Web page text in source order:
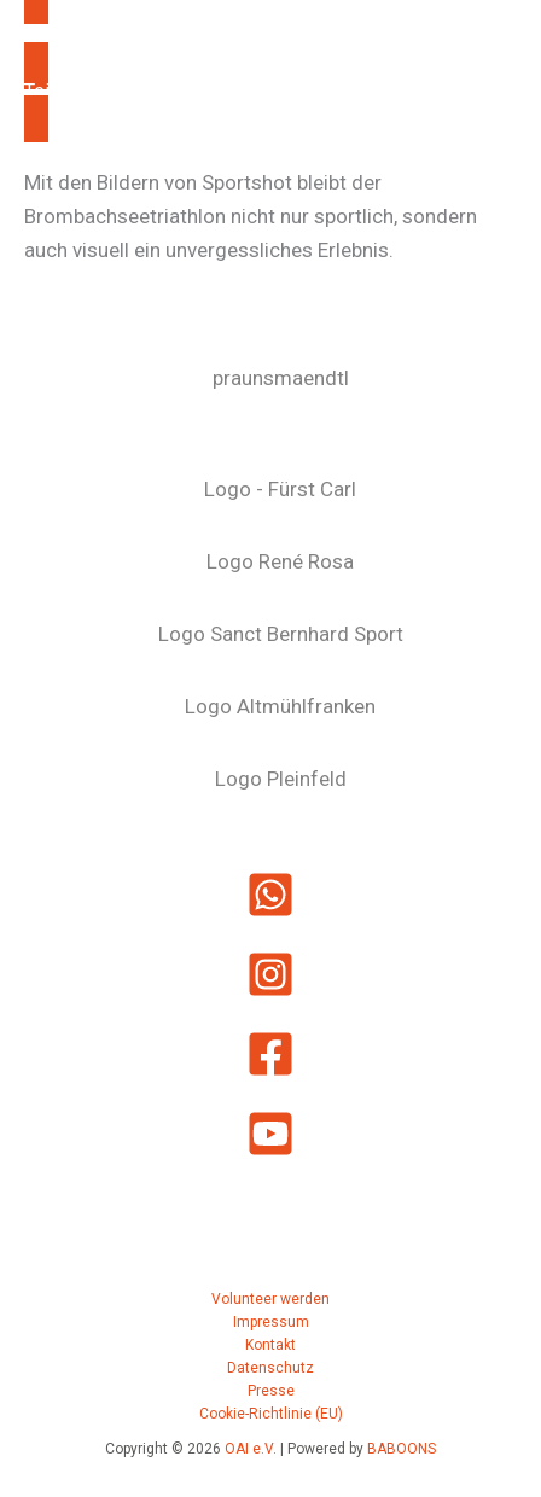
Teilnehmerfotos 2025
Mit den Bildern von Sportshot bleibt der
Brombachseetriathlon nicht nur sportlich, sondern
auch visuell ein unvergessliches Erlebnis.
Volunteer werden
Impressum
Kontakt
Datenschutz
Presse
Cookie-Richtlinie (EU)
Copyright © 2026 OAI e.V. | Powered by BABOONS